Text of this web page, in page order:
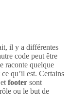
il y a différentes
code peut être
raconte quelque
qu’il est. Certains
et footer sont
ou le but de